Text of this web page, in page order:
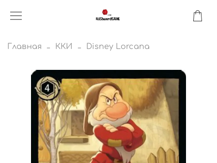
Главная ККИ Disney Lorcana